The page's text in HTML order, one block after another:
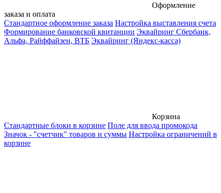
Оформление
заказа и оплата
Стандартное оформление заказа Настройка выставления счета
Формирование банковской квитанции Эквайринг Сбербанк,
Альфа, Райффайзен, ВТБ Эквайринг (Яндекс-касса)
Корзина
Стандартные блоки в корзине Поле для ввода промокода
Значок - "счетчик" товаров и суммы Настройка ограничений в
корзине